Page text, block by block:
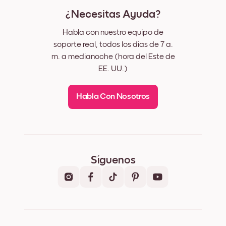
¿Necesitas Ayuda?
Habla con nuestro equipo de
soporte real, todos los días de 7 a.
m. a medianoche (hora del Este de
EE. UU.)
Habla Con Nosotros
Síguenos